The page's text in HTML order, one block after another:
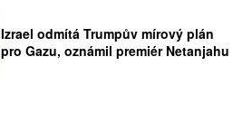
Izrael odmítá Trumpův mírový plán
pro Gazu, oznámil premiér Netanjahu